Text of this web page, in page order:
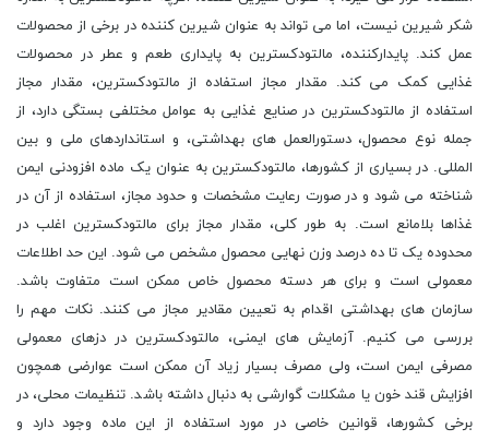
شکر شیرین نیست، اما می تواند به عنوان شیرین کننده در برخی از محصولات
عمل کند. پایدارکننده، مالتودکسترین به پایداری طعم و عطر در محصولات
غذایی کمک می کند. مقدار مجاز استفاده از مالتودکسترین، مقدار مجاز
استفاده از مالتودکسترین در صنایع غذایی به عوامل مختلفی بستگی دارد، از
جمله نوع محصول، دستورالعمل های بهداشتی، و استانداردهای ملی و بین
المللی. در بسیاری از کشورها، مالتودکسترین به عنوان یک ماده افزودنی ایمن
شناخته می شود و در صورت رعایت مشخصات و حدود مجاز، استفاده از آن در
غذاها بلامانع است. به طور کلی، مقدار مجاز برای مالتودکسترین اغلب در
محدوده یک تا ده درصد وزن نهایی محصول مشخص می شود. این حد اطلاعات
معمولی است و برای هر دسته محصول خاص ممکن است متفاوت باشد.
سازمان های بهداشتی اقدام به تعیین مقادیر مجاز می کنند. نکات مهم را
بررسی می کنیم. آزمایش های ایمنی، مالتودکسترین در دزهای معمولی
مصرفی ایمن است، ولی مصرف بسیار زیاد آن ممکن است عوارضی همچون
افزایش قند خون یا مشکلات گوارشی به دنبال داشته باشد. تنظیمات محلی، در
برخی کشورها، قوانین خاصی در مورد استفاده از این ماده وجود دارد و